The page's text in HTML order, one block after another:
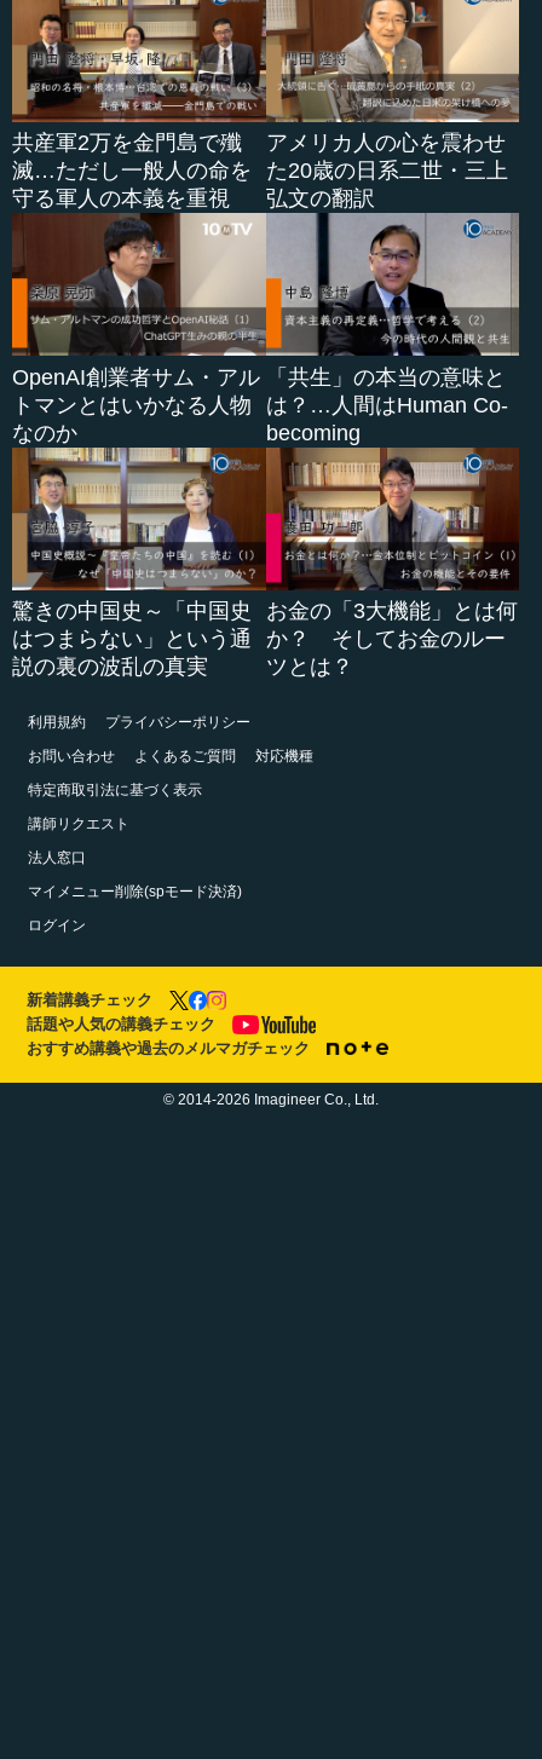
共産軍2万を金門島で殲
滅…ただし一般人の命を
守る軍人の本義を重視
アメリカ人の心を震わせ
た20歳の日系二世・三上
弘文の翻訳
OpenAI創業者サム・アル
トマンとはいかなる人物
なのか
「共生」の本当の意味と
は？…人間はHuman Co-
becoming
驚きの中国史～「中国史
はつまらない」という通
説の裏の波乱の真実
お金の「3大機能」とは何
か？ そしてお金のルー
ツとは？
利用規約
プライバシーポリシー
お問い合わせ
よくあるご質問
対応機種
特定商取引法に基づく表示
講師リクエスト
法人窓口
マイメニュー削除(spモード決済)
ログイン
新着講義チェック
話題や人気の講義チェック
おすすめ講義や過去のメルマガチェック
© 2014-2026 Imagineer Co., Ltd.